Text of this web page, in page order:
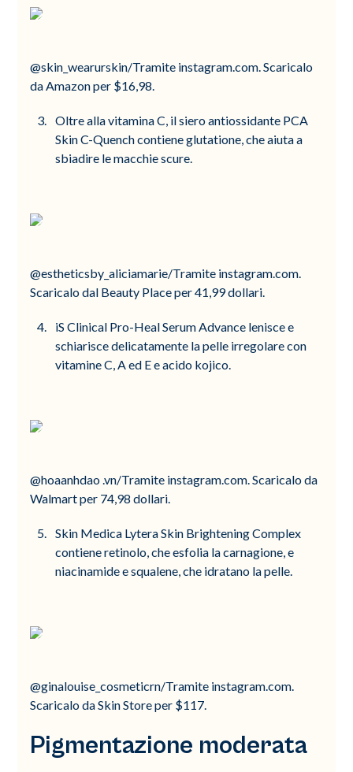
@skin_wearurskin/Tramite instagram.com. Scaricalo
da Amazon per $16,98.
Oltre alla vitamina C, il siero antiossidante PCA
Skin C-Quench contiene glutatione, che aiuta a
sbiadire le macchie scure.
@estheticsby_aliciamarie/Tramite instagram.com.
Scaricalo dal Beauty Place per 41,99 dollari.
iS Clinical Pro-Heal Serum Advance lenisce e
schiarisce delicatamente la pelle irregolare con
vitamine C, A ed E e acido kojico.
@hoaanhdao .vn/Tramite instagram.com. Scaricalo da
Walmart per 74,98 dollari.
Skin Medica Lytera Skin Brightening Complex
contiene retinolo, che esfolia la carnagione, e
niacinamide e squalene, che idratano la pelle.
@ginalouise_cosmeticrn/Tramite instagram.com.
Scaricalo da Skin Store per $117.
Pigmentazione moderata